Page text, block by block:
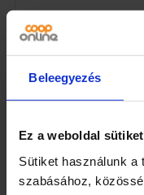
Beleegyezés
Ez a weboldal
Sütiket használunk a
szabásához,
Anyag: Hőálló
rozsdamentes
Kialakítás:
fedéllel
Tökéletes szálas